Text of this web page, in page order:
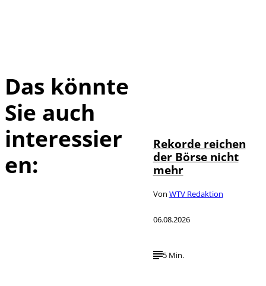
Das könnte
Sie auch
interessier
en:
Rekorde reichen
der Börse nicht
mehr
Von WTV Redaktion
06.08.2026
5 Min.